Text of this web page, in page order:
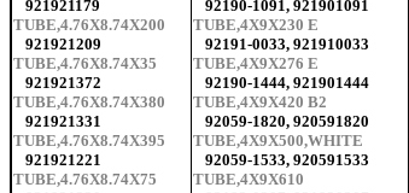
921921179
TUBE,4.76X8.74X200
921921209
TUBE,4.76X8.74X35
921921372
TUBE,4.76X8.74X380
921921331
TUBE,4.76X8.74X395
921921221
TUBE,4.76X8.74X75
92190-1091, 921901091
TUBE,4X9X230 E
92191-0033, 921910033
TUBE,4X9X276 E
92190-1444, 921901444
TUBE,4X9X420 B2
92059-1820, 920591820
TUBE,4X9X500,WHITE
92059-1533, 920591533
TUBE,4X9X610